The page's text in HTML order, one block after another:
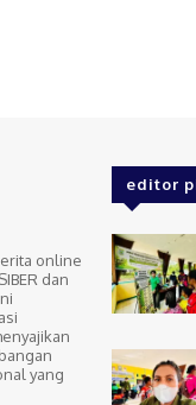
online
dan
yang
editor